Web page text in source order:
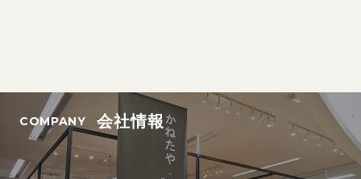
会社情報